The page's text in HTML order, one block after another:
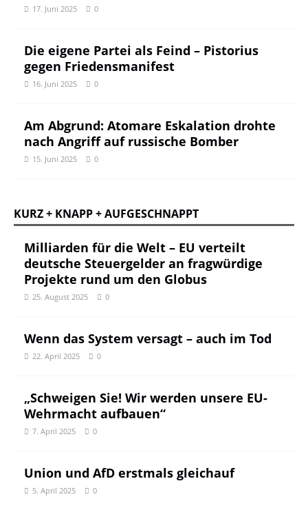
17. Juni 2025 0
Die eigene Partei als Feind – Pistorius
gegen Friedensmanifest
16. Juni 2025 0
Am Abgrund: Atomare Eskalation drohte
nach Angriff auf russische Bomber
15. Juni 2025 0
KURZ + KNAPP + AUFGESCHNAPPT
Milliarden für die Welt – EU verteilt
deutsche Steuergelder an fragwürdige
Projekte rund um den Globus
25. August 2025 0
Wenn das System versagt – auch im Tod
22. April 2025 0
„Schweigen Sie! Wir werden unsere EU-
Wehrmacht aufbauen“
7. April 2025 0
Union und AfD erstmals gleichauf
5. April 2025 0